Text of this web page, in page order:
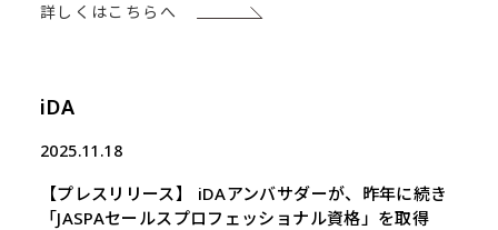
詳しくはこちらへ
iDA
2025.11.18
【プレスリリース】 iDAアンバサダーが、昨年に続き
「JASPAセールスプロフェッショナル資格」を取得